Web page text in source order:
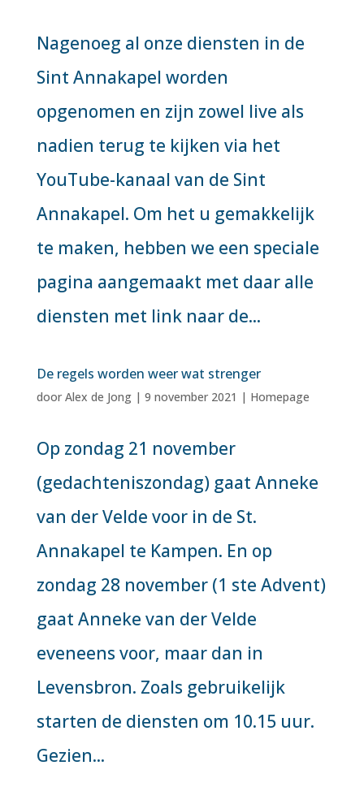
Nagenoeg al onze diensten in de
Sint Annakapel worden
opgenomen en zijn zowel live als
nadien terug te kijken via het
YouTube-kanaal van de Sint
Annakapel. Om het u gemakkelijk
te maken, hebben we een speciale
pagina aangemaakt met daar alle
diensten met link naar de...
De regels worden weer wat strenger
door Alex de Jong| 9 november 2021 | Homepage
Op zondag 21 november
(gedachteniszondag) gaat Anneke
van der Velde voor in de St.
Annakapel te Kampen. En op
zondag 28 november (1 ste Advent)
gaat Anneke van der Velde
eveneens voor, maar dan in
Levensbron. Zoals gebruikelijk
starten de diensten om 10.15 uur.
Gezien...